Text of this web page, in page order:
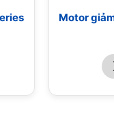
Motor